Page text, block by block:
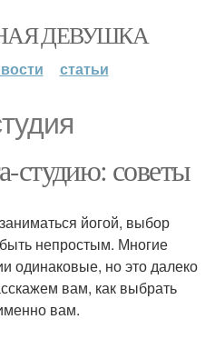
ДЕВУШКА
статьи
студию: советы
йогой, выбор
непростым. Многие
одинаковые, но это далеко
вам, как выбрать
вам.